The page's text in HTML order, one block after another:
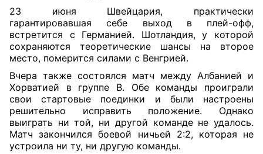
23 июня Швейцария, практически
гарантировавшая себе выход в плей-офф,
встретится с Германией. Шотландия, у которой
сохраняются теоретические шансы на второе
место, померится силами с Венгрией.
Вчера также состоялся матч между Албанией и
Хорватией в группе В. Обе команды проиграли
свои стартовые поединки и были настроены
решительно исправить положение. Однако
выиграть ни той, ни другой команде не удалось.
Матч закончился боевой ничьей 2:2, которая не
устроила ни ту, ни другую команды.